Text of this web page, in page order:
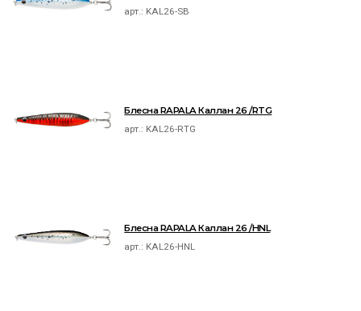
арт.: KAL26-SB
Блесна RAPALA Каллан 26 /RTG
арт.: KAL26-RTG
Блесна RAPALA Каллан 26 /HNL
арт.: KAL26-HNL